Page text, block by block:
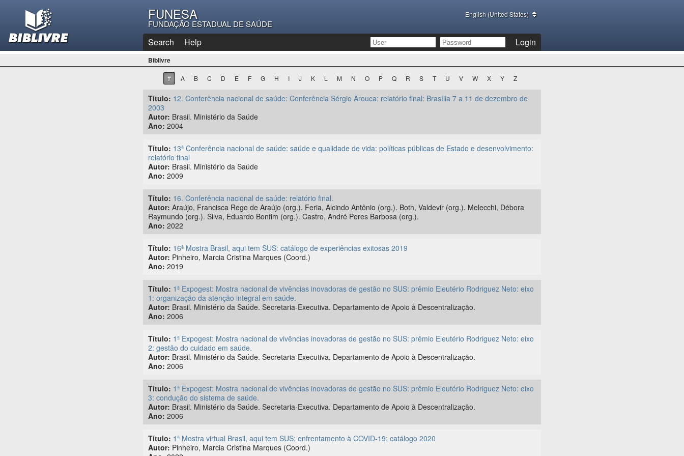
FUNESA
FUNDAÇÃO ESTADUAL DE SAÚDE
English (United States)
Search Help Login
Biblivre
# A B C D E F G H I J K L M N O P Q R S T U V W X Y Z
Título: 12. Conferência nacional de saúde: Conferência Sérgio Arouca: relatório final: Brasília 7 a 11 de dezembro de
2003
Autor: Brasil. Ministério da Saúde
Ano: 2004
Título: 13ª Conferência nacional de saúde: saúde e qualidade de vida: políticas públicas de Estado e desenvolvimento:
relatório final
Autor: Brasil. Ministério da Saúde
Ano: 2009
Título: 16. Conferência nacional de saúde: relatório final.
Autor: Araújo, Francisca Rego de Araújo (org.). Feria, Alcindo Antônio (org.). Both, Valdevir (org.). Melecchi, Débora
Raymundo (org.). Silva, Eduardo Bonfim (org.). Castro, André Peres Barbosa (org.).
Ano: 2022
Título: 16ª Mostra Brasil, aqui tem SUS: catálogo de experiências exitosas 2019
Autor: Pinheiro, Marcia Cristina Marques (Coord.)
Ano: 2019
Título: 1ª Expogest: Mostra nacional de vivências inovadoras de gestão no SUS: prêmio Eleutério Rodriguez Neto: eixo
1: organização da atenção integral em saúde.
Autor: Brasil. Ministério da Saúde. Secretaria-Executiva. Departamento de Apoio à Descentralização.
Ano: 2006
Título: 1ª Expogest: Mostra nacional de vivências inovadoras de gestão no SUS: prêmio Eleutério Rodriguez Neto: eixo
2: gestão do cuidado em saúde.
Autor: Brasil. Ministério da Saúde. Secretaria-Executiva. Departamento de Apoio à Descentralização.
Ano: 2006
Título: 1ª Expogest: Mostra nacional de vivências inovadoras de gestão no SUS: prêmio Eleutério Rodriguez Neto: eixo
3: condução do sistema de saúde.
Autor: Brasil. Ministério da Saúde. Secretaria-Executiva. Departamento de Apoio à Descentralização.
Ano: 2006
Título: 1ª Mostra virtual Brasil, aqui tem SUS: enfrentamento à COVID-19; catálogo 2020
Autor: Pinheiro, Marcia Cristina Marques (Coord.)